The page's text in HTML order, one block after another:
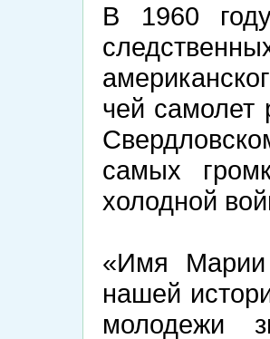
В 1960
чей самолет
самых
холодной
«Имя Марии
нашей
молодежи